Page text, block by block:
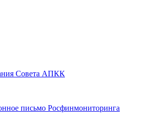
Совета АПКК
письмо Росфинмониторинга